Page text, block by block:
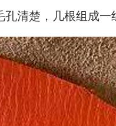
孔清楚，几根组成